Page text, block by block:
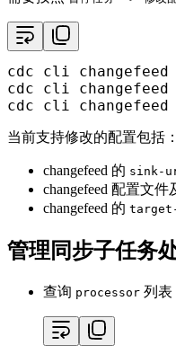
cdc cli
cdc cli
cdc cli
当前支持修改的配置包括：
changefeed 的 sink-
changefeed 配置文
changefeed 的
管理同步子任务
查询 processor 列表